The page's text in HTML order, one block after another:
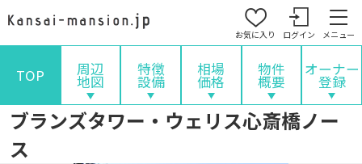
お気に入り ログイン メニュー
TOP 周辺
地図
特徴
設備
相場
価格
物件
概要
オーナー
登録
ブランズタワー・ウェリス心斎橋ノー
ス